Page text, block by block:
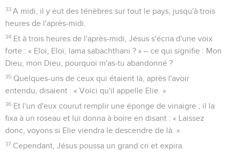
33 A midi, il y eut des ténèbres sur tout le pays, jusqu'à trois
heures de l'après-midi.
34 Et à trois heures de l'après-midi, Jésus s'écria d'une voix
forte : « Eloï, Eloï, lama sabachthani ? » – ce qui signifie : Mon
Dieu, mon Dieu, pourquoi m'as-tu abandonné ?
35 Quelques-uns de ceux qui étaient là, après l'avoir
entendu, disaient : « Voici qu'il appelle Elie. »
36 Et l'un d'eux courut remplir une éponge de vinaigre ; il la
fixa à un roseau et lui donna à boire en disant : « Laissez
donc, voyons si Elie viendra le descendre de là. »
37 Cependant, Jésus poussa un grand cri et expira.